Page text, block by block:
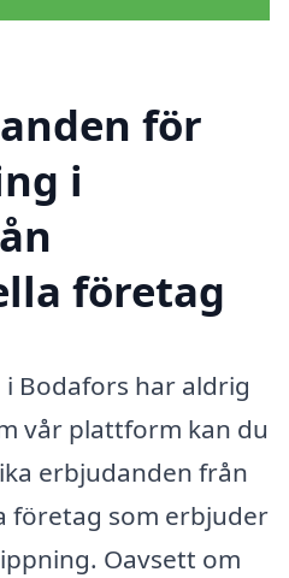
för
i
företag
Bodafors har aldrig
vår plattform kan du
erbjudanden från
företag som erbjuder
Oavsett om